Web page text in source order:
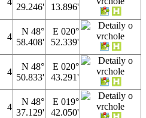
29.246'
13.896'
4
N 48°
58.408'
E 020°
52.339'
4
N 48°
50.833'
E 020°
43.291'
4
N 48°
37.129'
E 019°
42.050'